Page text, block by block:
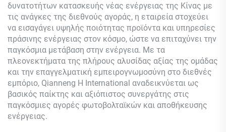
δυνατοτήτων κατασκευής νέας ενέργειας της Κίνας με
τις ανάγκες της διεθνούς αγοράς, η εταιρεία στοχεύει
να εισαγάγει υψηλής ποιότητας προϊόντα και υπηρεσίες
πράσινης ενέργειας στον κόσμο, ώστε να επιταχύνει την
παγκόσμια μετάβαση στην ενέργεια. Με τα
πλεονεκτήματα της πλήρους αλυσίδας αξίας της ομάδας
και την επαγγελματική εμπειρογνωμοσύνη στο διεθνές
εμπόριο, Qianneng Η International αναδεικνύεται ως
βασικός παίκτης και αξιόπιστος συνεργάτης στις
παγκόσμιες αγορές φωτοβολταϊκών και αποθήκευσης
ενέργειας.